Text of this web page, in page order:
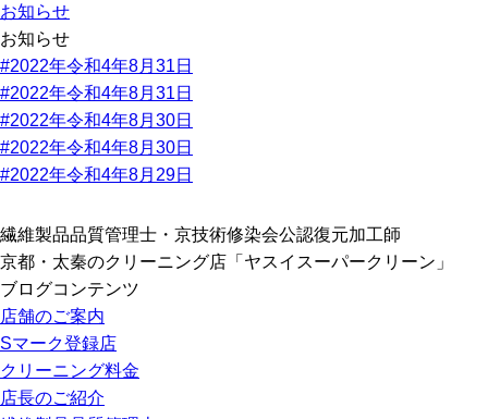
お知らせ
お知らせ
#2022年令和4年8月31日
#2022年令和4年8月31日
#2022年令和4年8月30日
#2022年令和4年8月30日
#2022年令和4年8月29日
繊維製品品質管理士・京技術修染会公認復元加工師
京都・太秦のクリーニング店「ヤスイスーパークリーン」
ブログコンテンツ
店舗のご案内
Sマーク登録店
クリーニング料金
店長のご紹介